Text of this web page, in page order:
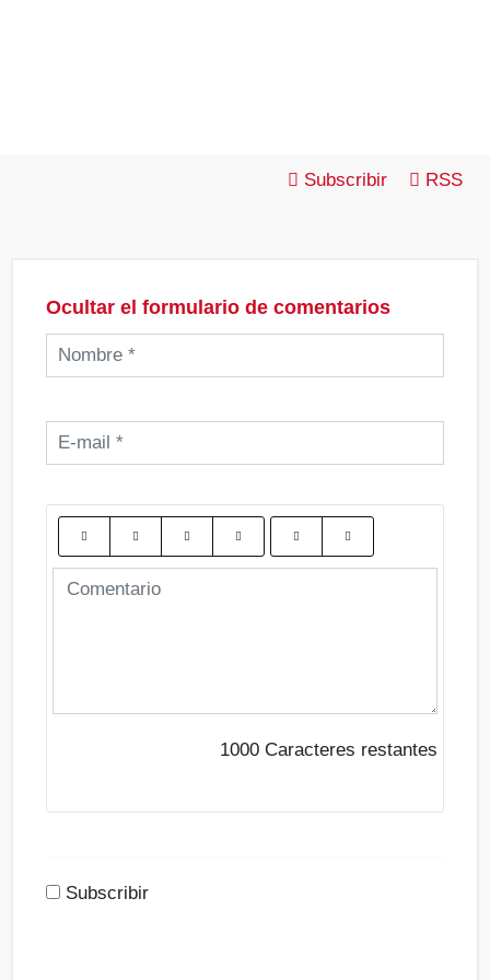
Subscribir RSS
Ocultar el formulario de comentarios
1000 Caracteres restantes
Subscribir